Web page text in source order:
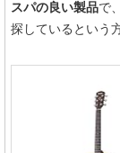
スパの良い製品で
探しているという